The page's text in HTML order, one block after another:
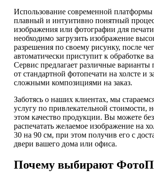
Использование современной платформы
плавный и интуитивно понятный
изображения или фотографии для
необходимо загрузить изображение
разрешения по своему рисунку, после
автоматически приступит к обработке
Сервис предлагает различные варианты
от стандартной фотопечати на холсте и
сложными композициями на заказ.
Заботясь о наших клиентах, мы
услугу по привлекательной стоимости,
этом качество продукции. Вы можете без
распечатать желаемое изображение на
30 на 90 см, при этом получив его с
двери вашего дома или офиса.
Почему выбирают